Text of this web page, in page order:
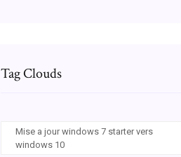
Tag Clouds
Mise a jour windows 7 starter vers
windows 10